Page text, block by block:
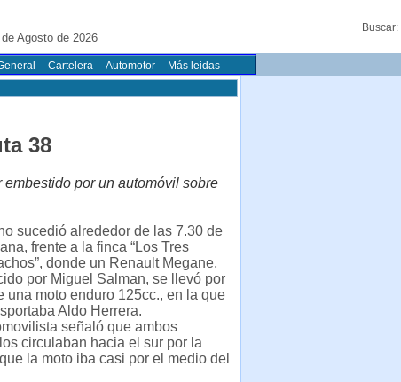
Agosto de 2026
Buscar:
Cartelera Automotor Más leidas
38
por un automóvil sobre
sucedió alrededor de las 7.30 de
frente a la finca “Los Tres
donde un Renault Megane,
por Miguel Salman, se llevó por
una moto enduro 125cc., en la que
Aldo Herrera.
señaló que ambos
circulaban hacia el sur por la
la moto iba casi por el medio del